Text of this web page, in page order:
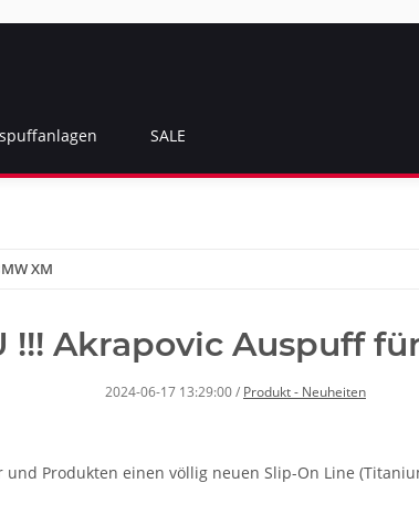
SALE
XM
!!! Akrapovic Auspuff
2024-06-17 13:29:00/ Produkt - Neuheiten
Produkten einen völlig neuen Slip-On Line